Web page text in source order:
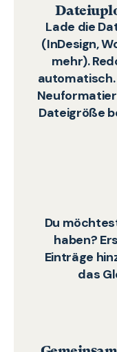
Lade die
(InDesign,
mehr).
automatisch.
Dateigröße
Du
haben?
Einträge
das